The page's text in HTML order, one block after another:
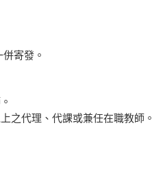
寄發。
之代理、代課或兼任在職教師。